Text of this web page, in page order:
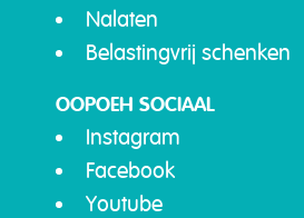
Nalaten
Belastingvrij schenken
OOPOEH SOCIAAL
Instagram
Facebook
Youtube